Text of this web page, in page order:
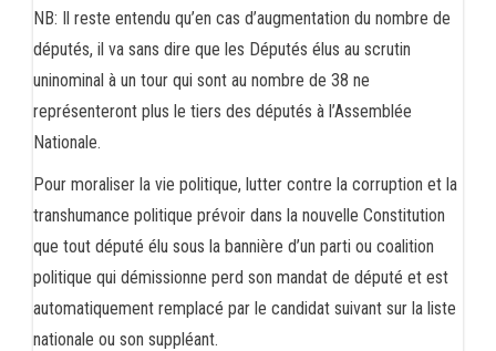
NB: Il reste entendu qu’en cas d’augmentation du nombre de
députés, il va sans dire que les Députés élus au scrutin
uninominal à un tour qui sont au nombre de 38 ne
représenteront plus le tiers des députés à l’Assemblée
Nationale.
Pour moraliser la vie politique, lutter contre la corruption et la
transhumance politique prévoir dans la nouvelle Constitution
que tout député élu sous la bannière d’un parti ou coalition
politique qui démissionne perd son mandat de député et est
automatiquement remplacé par le candidat suivant sur la liste
nationale ou son suppléant.